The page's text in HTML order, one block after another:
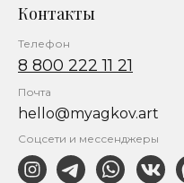
Контакты
Телефон
Соцсети и мессенджеры
hello@myagkov.art
Почта
8 800 222 11 21